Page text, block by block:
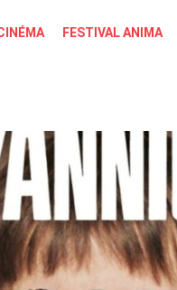
FESTIVAL ANIMA